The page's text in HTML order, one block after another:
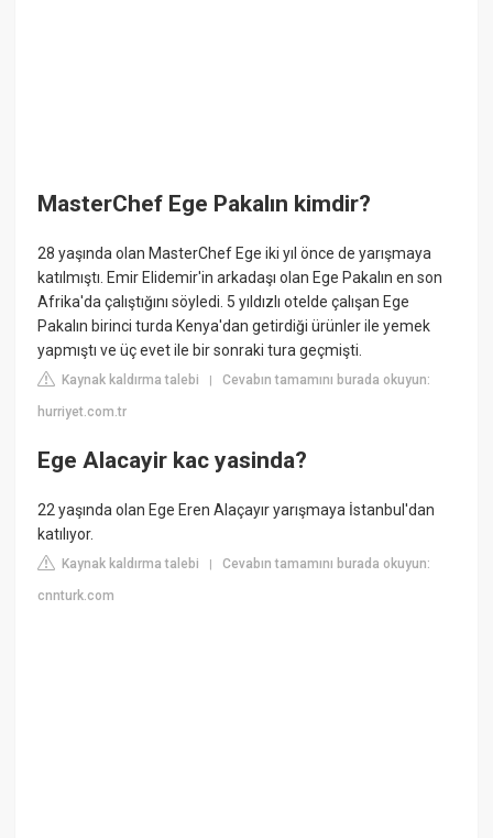
MasterChef Ege Pakalın kimdir?
28 yaşında olan MasterChef Ege iki yıl önce de yarışmaya
katılmıştı. Emir Elidemir'in arkadaşı olan Ege Pakalın en son
Afrika'da çalıştığını söyledi. 5 yıldızlı otelde çalışan Ege
Pakalın birinci turda Kenya'dan getirdiği ürünler ile yemek
yapmıştı ve üç evet ile bir sonraki tura geçmişti.
Kaynak kaldırma talebi |Cevabın tamamını burada okuyun:
hurriyet.com.tr
Ege Alacayir kac yasinda?
22 yaşında olan Ege Eren Alaçayır yarışmaya İstanbul'dan
katılıyor.
Kaynak kaldırma talebi |Cevabın tamamını burada okuyun:
cnnturk.com